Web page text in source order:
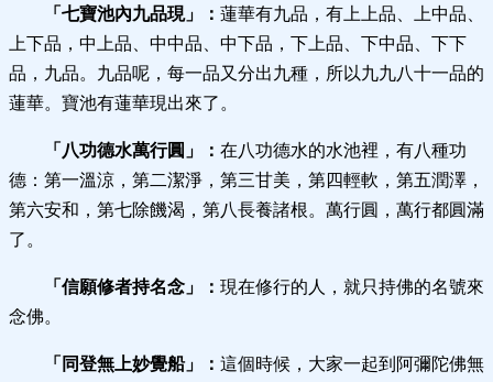
「七寶池內九品現」： 蓮華有九品，有上上品、上中品、
上下品，中上品、中中品、中下品，下上品、下中品、下下
品，九品。九品呢，每一品又分出九種，所以九九八十一品的
蓮華。寶池有蓮華現出來了。
「八功德水萬行圓」： 在八功德水的水池裡，有八種功
德：第一溫涼，第二潔淨，第三甘美，第四輕軟，第五潤澤，
第六安和，第七除饑渴，第八長養諸根。萬行圓，萬行都圓滿
了。
「信願修者持名念」： 現在修行的人，就只持佛的名號來
念佛。
「同登無上妙覺船」： 這個時候，大家一起到阿彌陀佛無